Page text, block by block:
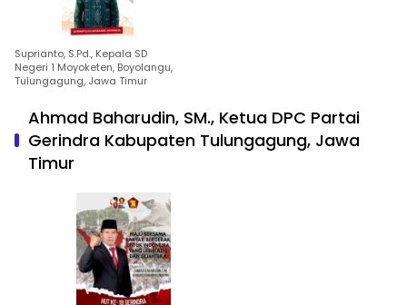
Suprianto, S.Pd., Kepala SD
Negeri 1 Moyoketen, Boyolangu,
Tulungagung, Jawa Timur
Ahmad Baharudin, SM., Ketua DPC Partai
Gerindra Kabupaten Tulungagung, Jawa
Timur